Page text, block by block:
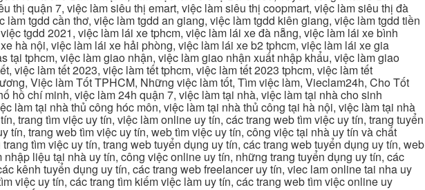
thị quận 7, việc làm siêu thị emart, việc làm siêu thị coopmart, việc làm siêu thị đà
tgdd cần thơ, việc làm tgdd an giang, việc làm tgdd kiên giang, việc làm tgdd tiền
tgdd 2021, việc làm lái xe tphcm, việc làm lái xe đà nẵng, việc làm lái xe bình
hà nội, việc làm lái xe hải phòng, việc làm lái xe b2 tphcm, việc làm lái xe gia
tphcm, việc làm giao nhận, việc làm giao nhận xuất nhập khẩu, việc làm giao
việc làm tết 2023, việc làm tết tphcm, việc làm tết 2023 tphcm, việc làm tết
Việc làm Tốt TPHCM, Những việc làm tốt, Tìm việc làm, Vieclam24h, Cho Tốt
hồ chí minh, việc làm 24h quận 7, việc làm tại nhà, việc làm tại nhà cho sinh
làm tại nhà thủ công hóc môn, việc làm tại nhà thủ công tại hà nội, việc làm tại nhà
trang tìm việc uy tín, việc làm online uy tín, các trang web tìm việc uy tín, trang tuyển
trang web tìm việc uy tín, web tìm việc uy tín, công việc tại nhà uy tín và chất
tìm việc uy tín, trang web tuyển dụng uy tín, các trang web tuyển dụng uy tín, web
liệu tại nhà uy tín, công việc online uy tín, những trang tuyển dụng uy tín, các
kênh tuyển dụng uy tín, các trang web freelancer uy tín, viec lam online tai nha uy
việc uy tín, các trang tìm kiếm việc làm uy tín, các trang web tìm việc online uy